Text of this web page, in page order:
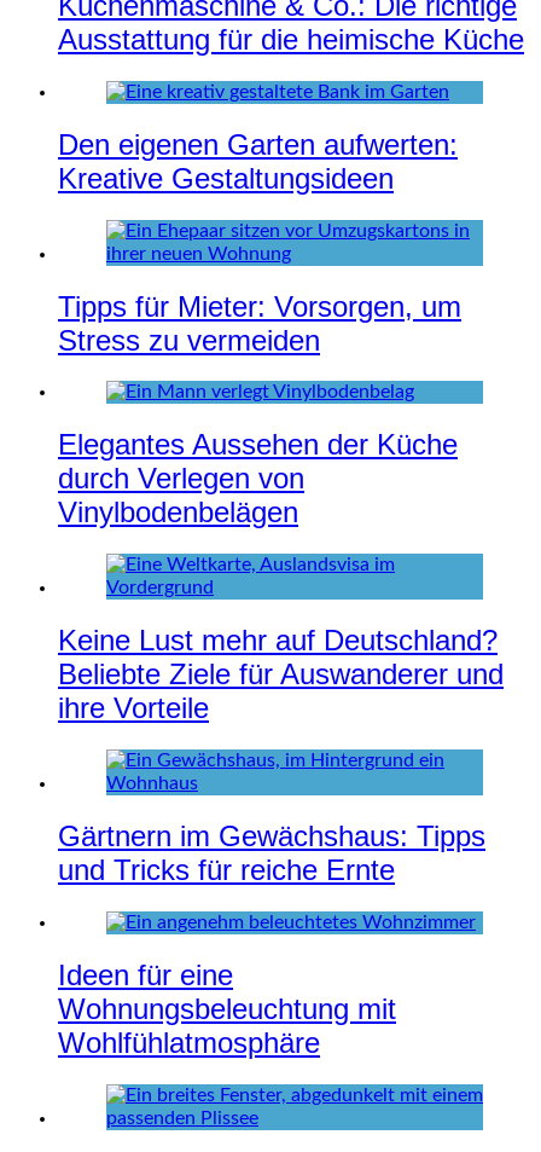
Ausstattung für die heimische Küche
Den eigenen Garten aufwerten:
Kreative Gestaltungsideen
Tipps für Mieter: Vorsorgen, um
Stress zu vermeiden
Elegantes Aussehen der Küche
durch Verlegen von
Vinylbodenbelägen
Keine Lust mehr auf Deutschland?
Beliebte Ziele für Auswanderer und
ihre Vorteile
Gärtnern im Gewächshaus: Tipps
und Tricks für reiche Ernte
Ideen für eine
Wohnungsbeleuchtung mit
Wohlfühlatmosphäre